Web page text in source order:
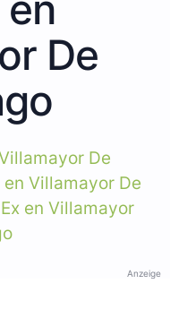
De
De
Villamayor De
en Villamayor
Anzeige